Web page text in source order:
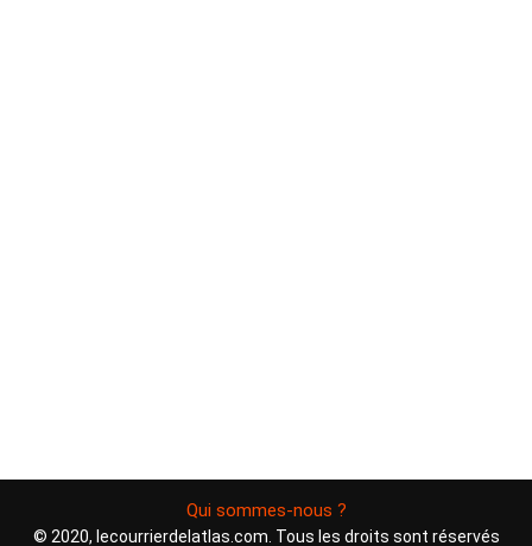
Qui sommes-nous ?
© 2020, lecourrierdelatlas.com. Tous les droits sont réservés